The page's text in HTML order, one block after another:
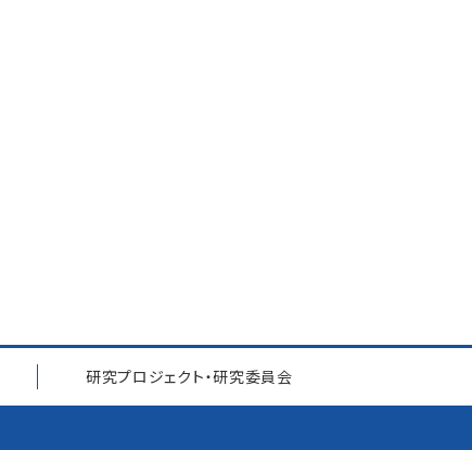
研究プロジェクト・研究委員会